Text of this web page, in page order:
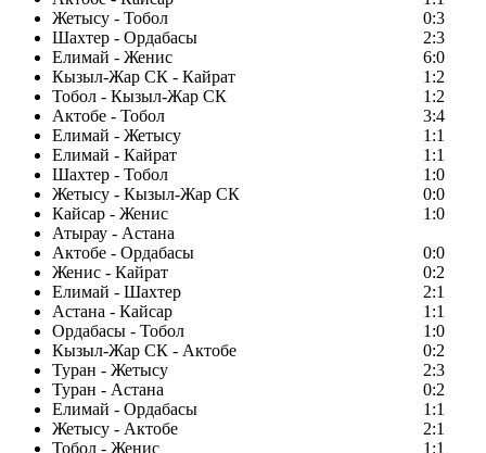
Жетысу - Тобол
0:3
Шахтер - Ордабасы
2:3
Елимай - Женис
6:0
Кызыл-Жар СК - Кайрат
1:2
Тобол - Кызыл-Жар СК
1:2
Актобе - Тобол
3:4
Елимай - Жетысу
1:1
Елимай - Кайрат
1:1
Шахтер - Тобол
1:0
Жетысу - Кызыл-Жар СК
0:0
Кайсар - Женис
1:0
Атырау - Астана
Актобе - Ордабасы
0:0
Женис - Кайрат
0:2
Елимай - Шахтер
2:1
Астана - Кайсар
1:1
Ордабасы - Тобол
1:0
Кызыл-Жар СК - Актобе
0:2
Туран - Жетысу
2:3
Туран - Астана
0:2
Елимай - Ордабасы
1:1
Жетысу - Актобе
2:1
Тобол - Женис
1:1